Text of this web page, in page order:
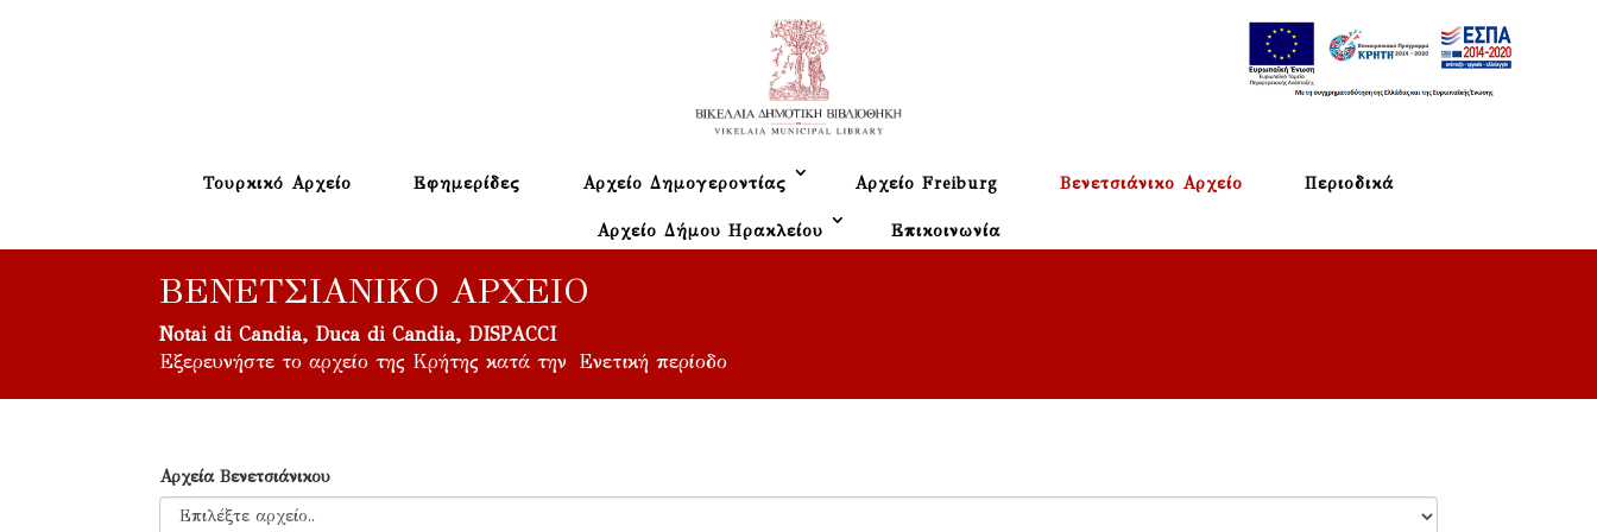
Τουρκικό Αρχείο Εφημερίδες Αρχείο Δημογεροντίας Αρχείο Freiburg Βενετσιάνικο Αρχείο Περιοδικά
Αρχείο Δήμου Ηρακλείου Επικοινωνία
ΒΕΝΕΤΣΙΆΝΙΚΟ ΑΡΧΕΊΟ
Notai di Candia, Duca di Candia, DISPACCI
Εξερευνήστε το αρχείο της Κρήτης κατά την Ενετική περίοδο
Αρχεία Βενετσιάνικου